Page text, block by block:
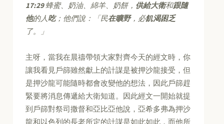
17:29蜂蜜、奶油、綿羊、奶餅， 供給大衛和跟隨
他的人吃；他們說：「民在曠野，必飢渴困乏
了。」
主呀，當我在晨禱帶領大家對齊今天的經文時，你
讓我看見戶篩雖然獻上的計謀是被押沙龍接受，但
是押沙龍可能隨時都會改變他的想法，因此戶篩趕
緊要將消息傳遞給大衛知道。因此經文一開始就提
到戶篩對祭司撒督和亞比亞他說，亞希多弗為押沙
龍和以色列的長老所定的計謀是如此如此，而他所